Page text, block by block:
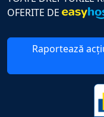
OFERITE DE
Raportează